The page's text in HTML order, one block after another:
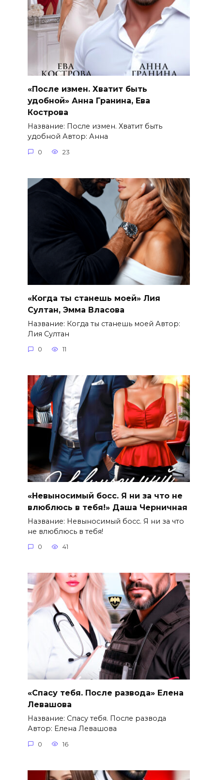
«После измен. Хватит быть
удобной» Анна Гранина, Ева
Кострова
Название: После измен. Хватит быть
удобной Автор: Анна
0 23
«Когда ты станешь моей» Лия
Султан, Эмма Власова
Название: Когда ты станешь моей Автор:
Лия Султан
0 11
«Невыносимый босс. Я ни за что не
влюблюсь в тебя!» Даша Черничная
Название: Невыносимый босс. Я ни за что
не влюблюсь в тебя!
0 41
«Спасу тебя. После развода» Елена
Левашова
Название: Спасу тебя. После развода
Автор: Елена Левашова
0 16